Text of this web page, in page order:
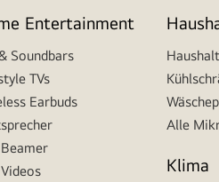
Entertainment
Soundbars
TVs
Earbuds
Alle
Klima